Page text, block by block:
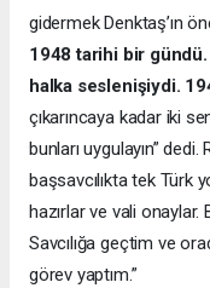
gidermek Denktaş’ın
1948 tarihi bir
halka seslenişiydi.
çıkarıncaya kadar iki
bunları uygulayın” dedi.
başsavcılıkta tek Türk
hazırlar ve vali onaylar.
Savcılığa geçtim ve
görev yaptım.”